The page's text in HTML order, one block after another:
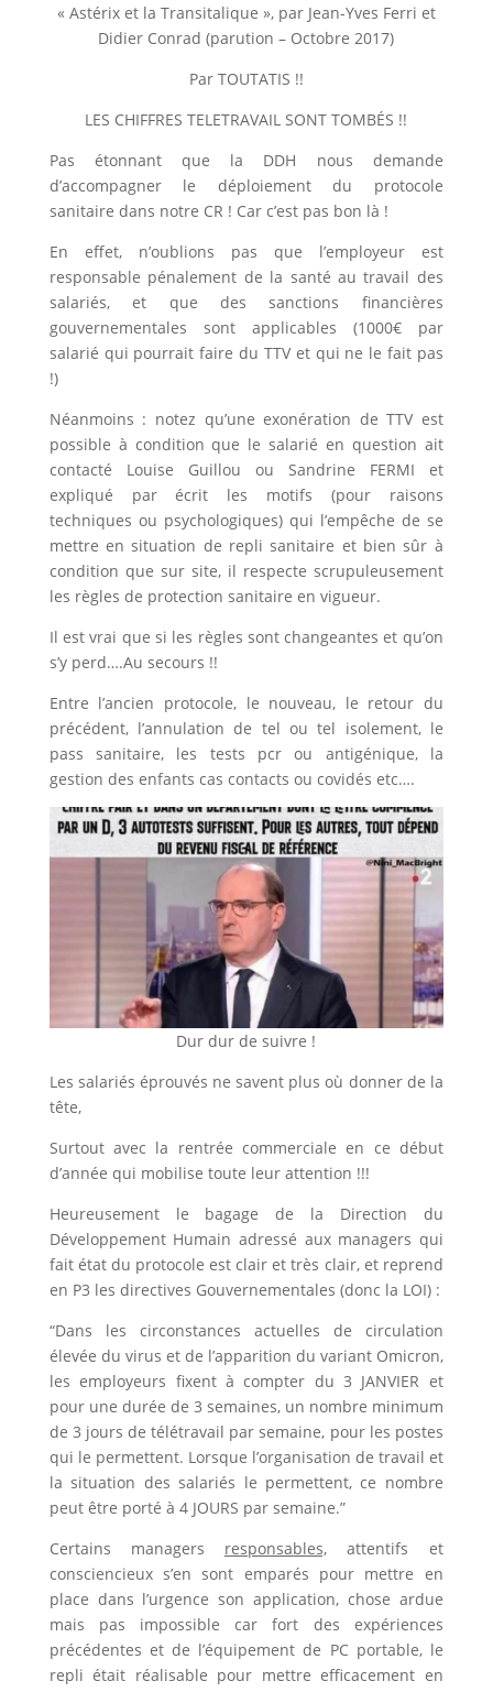
« Astérix et la Transitalique », par Jean-Yves Ferri et
Didier Conrad (parution – Octobre 2017)
Par TOUTATIS !!
LES CHIFFRES TELETRAVAIL SONT TOMBÉS !!
Pas étonnant que la DDH nous demande
d’accompagner le déploiement du protocole
sanitaire dans notre CR ! Car c’est pas bon là !
En effet, n’oublions pas que l’employeur est
responsable pénalement de la santé au travail des
salariés, et que des sanctions financières
gouvernementales sont applicables (1000€ par
salarié qui pourrait faire du TTV et qui ne le fait pas
!)
Néanmoins : notez qu’une exonération de TTV est
possible à condition que le salarié en question ait
contacté Louise Guillou ou Sandrine FERMI et
expliqué par écrit les motifs (pour raisons
techniques ou psychologiques) qui l’empêche de se
mettre en situation de repli sanitaire et bien sûr à
condition que sur site, il respecte scrupuleusement
les règles de protection sanitaire en vigueur.
Il est vrai que si les règles sont changeantes et qu’on
s’y perd….Au secours !!
Entre l’ancien protocole, le nouveau, le retour du
précédent, l’annulation de tel ou tel isolement, le
pass sanitaire, les tests pcr ou antigénique, la
gestion des enfants cas contacts ou covidés etc….
Dur dur de suivre !
Les salariés éprouvés ne savent plus où donner de la
tête,
Surtout avec la rentrée commerciale en ce début
d’année qui mobilise toute leur attention !!!
Heureusement le bagage de la Direction du
Développement Humain adressé aux managers qui
fait état du protocole est clair et très clair, et reprend
en P3 les directives Gouvernementales (donc la LOI) :
“Dans les circonstances actuelles de circulation
élevée du virus et de l’apparition du variant Omicron,
les employeurs fixent à compter du 3 JANVIER et
pour une durée de 3 semaines, un nombre minimum
de 3 jours de télétravail par semaine, pour les postes
qui le permettent. Lorsque l’organisation de travail et
la situation des salariés le permettent, ce nombre
peut être porté à 4 JOURS par semaine.”
Certains managers responsables,attentifs et
consciencieux s’en sont emparés pour mettre en
place dans l’urgence son application, chose ardue
mais pas impossible car fort des expériences
précédentes et de l’équipement de PC portable, le
repli était réalisable pour mettre efficacement en